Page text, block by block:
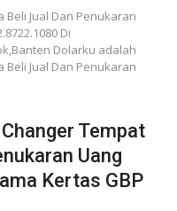
Beli Jual Dan Penukaran
Di
Dolarku adalah
Beli Jual Dan Penukaran
Tempat
Uang
Kertas GBP